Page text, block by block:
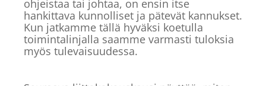
ohjeistaa tai johtaa, on ensin itse
hankittava kunnolliset ja pätevät kannukset.
Kun jatkamme tällä hyväksi koetulla
toimintalinjalla saamme varmasti tuloksia
myös tulevaisuudessa.